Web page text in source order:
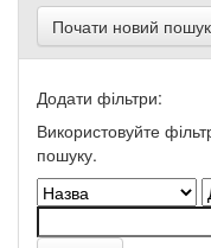
Почати новий пошук
Додати фільтри:
Використовуйте
пошуку.